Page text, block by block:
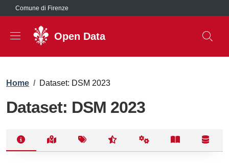
Salta al contenuto principale
Comune di Firenze
Open Data
Briciole di pane
Home / Dataset: DSM 2023
Dataset: DSM 2023